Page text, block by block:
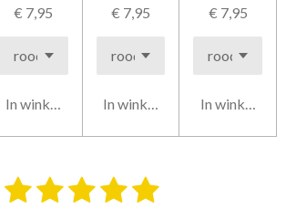
€ 7,95
In winkelwagen
€ 7,95
In winkelwagen
€ 7,95
In
1 2 3 4 5